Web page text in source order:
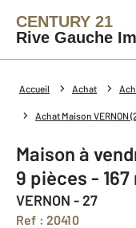
CENTURY 21
Rive Gauche
Accueil Achat
Achat Maison VERNON
Maison à
9 pièces - 167
VERNON - 27
Ref : 20410